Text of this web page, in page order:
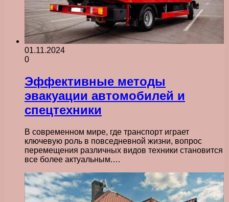
01.11.2024
0
Эффективные методы
эвакуации автомобилей и
спецтехники
В современном мире, где транспорт играет
ключевую роль в повседневной жизни, вопрос
перемещения различных видов техники становится
все более актуальным.…